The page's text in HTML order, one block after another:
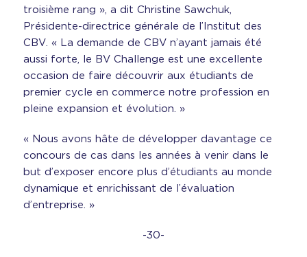
troisième rang », a dit Christine Sawchuk,
Présidente-directrice générale de l’Institut des
CBV. « La demande de CBV n’ayant jamais été
aussi forte, le BV Challenge est une excellente
occasion de faire découvrir aux étudiants de
premier cycle en commerce notre profession en
pleine expansion et évolution. »
« Nous avons hâte de développer davantage ce
concours de cas dans les années à venir dans le
but d’exposer encore plus d’étudiants au monde
dynamique et enrichissant de l’évaluation
d’entreprise. »
-30-